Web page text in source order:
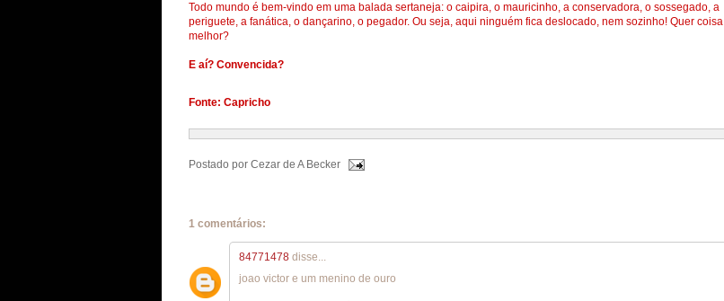
Todo mundo é bem-vindo em uma balada sertaneja: o caipira, o mauricinho, a conservadora, o sossegado, a
periguete, a fanática, o dançarino, o pegador. Ou seja, aqui ninguém fica deslocado, nem sozinho! Quer coisa
melhor?
E aí? Convencida?
Fonte: Capricho
Postado por Cezar de A Becker
1 comentários:
84771478 disse...
joao victor e um menino de ouro